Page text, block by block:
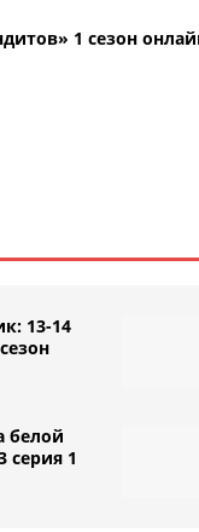
1 сезон
13-14
белой
серия 1